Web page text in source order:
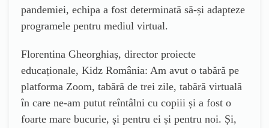
pandemiei, echipa a fost determinată să-și adapteze
programele pentru mediul virtual.
Florentina Gheorghiaș, director proiecte
educaționale, Kidz România: Am avut o tabără pe
platforma Zoom, tabără de trei zile, tabără virtuală
în care ne-am putut reîntâlni cu copiii și a fost o
foarte mare bucurie, și pentru ei și pentru noi. Și,